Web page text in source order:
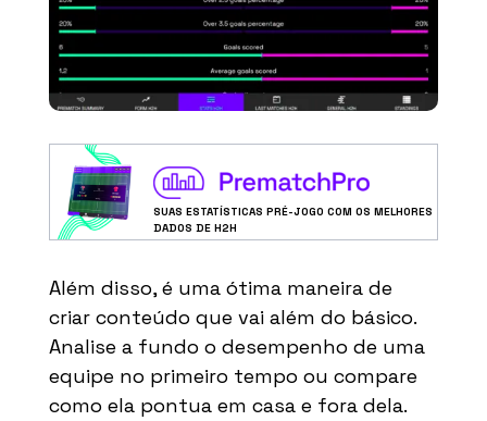
SUAS ESTATÍSTICAS PRÉ-JOGO COM OS MELHORES
DADOS DE H2H
Além disso, é uma ótima maneira de
criar conteúdo que vai além do básico.
Analise a fundo o desempenho de uma
equipe no primeiro tempo ou compare
como ela pontua em casa e fora dela.